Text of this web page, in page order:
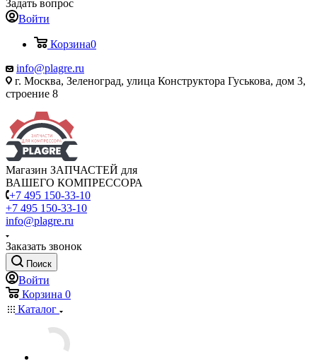
Задать вопрос
Войти
Корзина0
info@plagre.ru
г. Москва, Зеленоград, улица Конструктора Гуськова, дом 3,
строение 8
Магазин ЗАПЧАСТЕЙ для
ВАШЕГО КОМПРЕССОРА
+7 495 150-33-10
+7 495 150-33-10
info@plagre.ru
Заказать звонок
Поиск
Войти
Корзина 0
Каталог